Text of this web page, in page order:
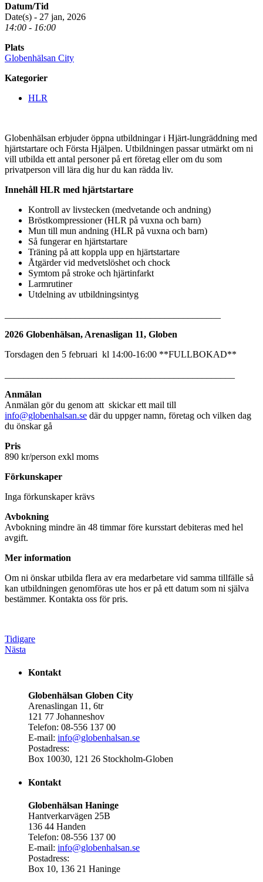
Datum/Tid
Date(s) - 27 jan, 2026
14:00 - 16:00
Plats
Globenhälsan City
Kategorier
HLR
Globenhälsan erbjuder öppna utbildningar i Hjärt-lungräddning med
hjärtstartare och Första Hjälpen. Utbildningen passar utmärkt om ni
vill utbilda ett antal personer på ert företag eller om du som
privatperson vill lära dig hur du kan rädda liv.
Innehåll HLR med hjärtstartare
Kontroll av livstecken (medvetande och andning)
Bröstkompressioner (HLR på vuxna och barn)
Mun till mun andning (HLR på vuxna och barn)
Så fungerar en hjärtstartare
Träning på att koppla upp en hjärtstartare
Åtgärder vid medvetslöshet och chock
Symtom på stroke och hjärtinfarkt
Larmrutiner
Utdelning av utbildningsintyg
2026 Globenhälsan, Arenasligan 11, Globen
Torsdagen den 5 februari kl 14:00-16:00 **FULLBOKAD**
Anmälan
Anmälan gör du genom att skickar ett mail till
info@globenhalsan.se där du uppger namn, företag och vilken dag
du önskar gå
Pris
890 kr/person exkl moms
Förkunskaper
Inga förkunskaper krävs
Avbokning
Avbokning mindre än 48 timmar före kursstart debiteras med hel
avgift.
Mer information
Om ni önskar utbilda flera av era medarbetare vid samma tillfälle så
kan utbildningen genomföras ute hos er på ett datum som ni själva
bestämmer. Kontakta oss för pris.
Tidigare
Nästa
Kontakt
Globenhälsan Globen City
Arenaslingan 11, 6tr
121 77 Johanneshov
Telefon: 08-556 137 00
E-mail: info@globenhalsan.se
Postadress:
Box 10030, 121 26 Stockholm-Globen
Kontakt
Globenhälsan Haninge
Hantverkarvägen 25B
136 44 Handen
Telefon: 08-556 137 00
E-mail: info@globenhalsan.se
Postadress:
Box 10, 136 21 Haninge